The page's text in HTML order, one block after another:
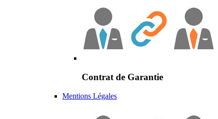
Contrat de Garantie
Mentions Légales